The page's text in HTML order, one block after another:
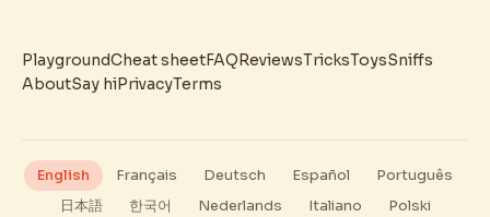
PlaygroundCheat sheetFAQ ReviewsTricksToysSniffs
AboutSay hiPrivacyTerms
English Français Deutsch Español
Português
日本語
한국어 Nederlands Italiano
Polski